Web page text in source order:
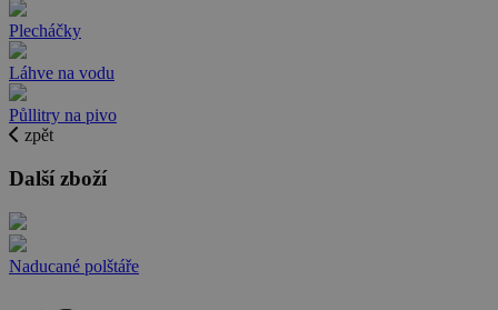
Plecháčky
Láhve na vodu
Půllitry na pivo
zpět
Další zboží
Naducané polštáře